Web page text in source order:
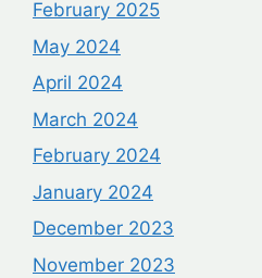
February 2025
May 2024
April 2024
March 2024
February 2024
January 2024
December 2023
November 2023